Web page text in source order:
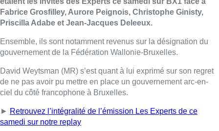
Lire aussi :
Météo: du soleil et jusqu’à 28°C ce
samedi, l’avertissement jaune à la
chaleur activé